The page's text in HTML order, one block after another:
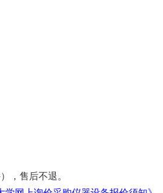
，售后不退。